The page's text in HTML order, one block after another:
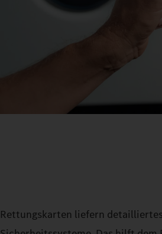
Rettungskarten liefern